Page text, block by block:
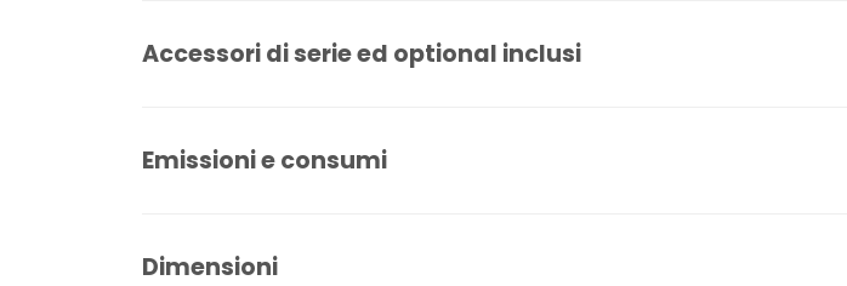
Accessori di serie ed optional inclusi
Emissioni e consumi
Dimensioni